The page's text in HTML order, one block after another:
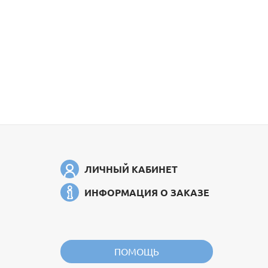
ЛИЧНЫЙ КАБИНЕТ
ИНФОРМАЦИЯ О ЗАКАЗЕ
ПОМОЩЬ